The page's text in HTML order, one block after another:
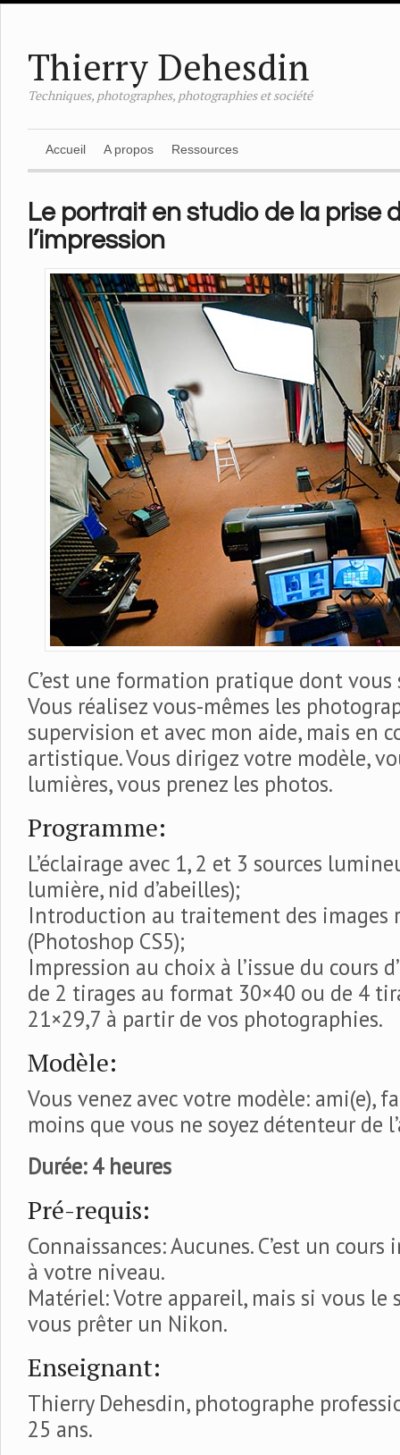
Thierry Dehesdin
Techniques, photographes, photographies et société
Accueil A propos Ressources
Le portrait en studio de la prise
l’impression
C’est une formation pratique dont vous
Vous réalisez vous-mêmes les
supervision et avec mon aide, mais en
artistique. Vous dirigez votre modèle,
lumières, vous prenez les photos.
Programme:
L’éclairage avec 1, 2 et 3 sources
lumière, nid d’abeilles);
Introduction au traitement des images
(Photoshop CS5);
Impression au choix à l’issue du cours
de 2 tirages au format 30×40 ou de 4
21×29,7 à partir de vos photographies.
Modèle:
Vous venez avec votre modèle: ami(e),
moins que vous ne soyez détenteur de
Durée: 4 heures
Pré-requis:
Connaissances: Aucunes. C’est un cours
à votre niveau.
Matériel: Votre appareil, mais si vous le
vous prêter un Nikon.
Enseignant:
Thierry Dehesdin, photographe
25 ans.